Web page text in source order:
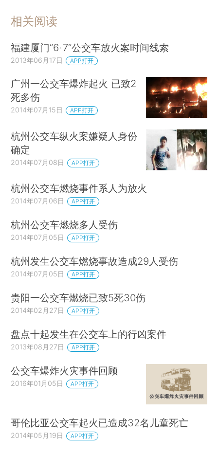
相关阅读
福建厦门“6· 7”公交车放火案时间线索
2013年06月17日 APP打开
广州一公交车爆炸起火 已致2
死多伤
2014年07月15日 APP打开
杭州公交车纵火案嫌疑人身份
确定
2014年07月08日 APP打开
杭州公交车燃烧事件系人为放火
2014年07月06日 APP打开
杭州公交车燃烧多人受伤
2014年07月05日 APP打开
杭州发生公交车燃烧事故造成29人受伤
2014年07月05日 APP打开
贵阳一公交车燃烧已致5死30伤
2014年02月27日 APP打开
盘点十起发生在公交车上的行凶案件
2013年08月27日 APP打开
公交车爆炸火灾事件回顾
2016年01月05日 APP打开
哥伦比亚公交车起火已造成32名儿童死亡
2014年05月19日 APP打开